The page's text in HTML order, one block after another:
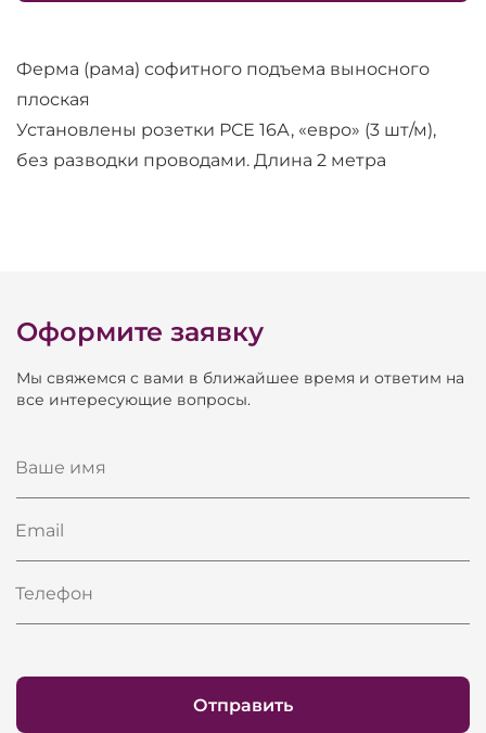
Ферма (рама) софитного подъема выносного
плоская
Установлены розетки РСЕ 16А, «евро» (3 шт/м),
без разводки проводами. Длина 2 метра
Оформите заявку
Мы свяжемся с вами в ближайшее время и ответим на
все интересующие вопросы.
Ваше имя
Email
Телефон
Отправить